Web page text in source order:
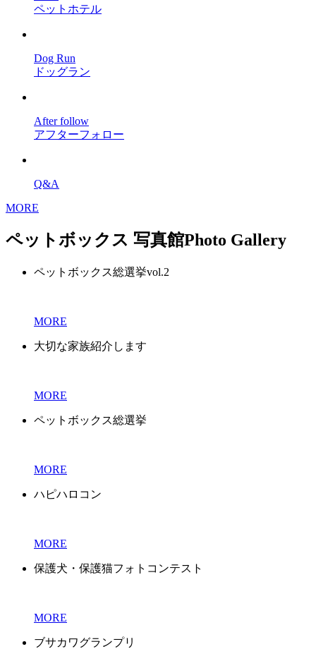
ペットホテル
Dog Run
ドッグラン
After follow
アフターフォロー
Q&A
MORE
ペットボックス 写真館Photo Gallery
ペットボックス総選挙vol.2
MORE
大切な家族紹介します
MORE
ペットボックス総選挙
MORE
ハピハロコン
MORE
保護犬・保護猫フォトコンテスト
MORE
ブサカワグランプリ